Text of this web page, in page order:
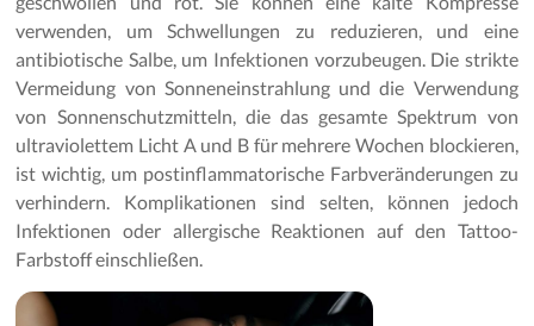
verwenden, um Schwellungen zu reduzieren, und eine
antibiotische Salbe, um Infektionen vorzubeugen. Die strikte
Vermeidung von Sonneneinstrahlung und die Verwendung
von Sonnenschutzmitteln, die das gesamte Spektrum von
ultraviolettem Licht A und B für mehrere Wochen blockieren,
ist wichtig, um postinflammatorische Farbveränderungen zu
verhindern. Komplikationen sind selten, können jedoch
Infektionen oder allergische Reaktionen auf den Tattoo-
Farbstoff einschließen.